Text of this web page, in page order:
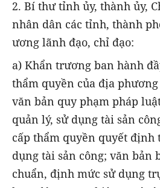
2. Bí thư tỉnh ủy, thành ủy,
nhân dân các tỉnh, thành
ương lãnh đạo, chỉ đạo:
a) Khẩn trương ban hành
thẩm quyền của địa
văn bản quy phạm pháp
quản lý, sử dụng tài sản
cấp thẩm quyền quyết định
dụng tài sản công; văn bản
chuẩn, định mức sử dụng